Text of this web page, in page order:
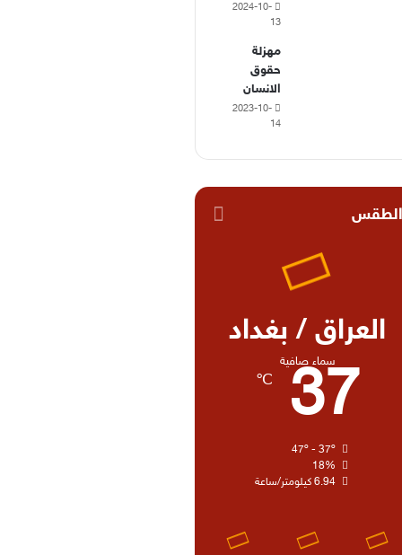
2024-10-
13
مهزلة
حقوق
الانسان
2023-10-
14
الطقس
العراق / بغداد
سماء صافية
37
℃
47º - 37º
18%
6.94 كيلومتر/ساعة